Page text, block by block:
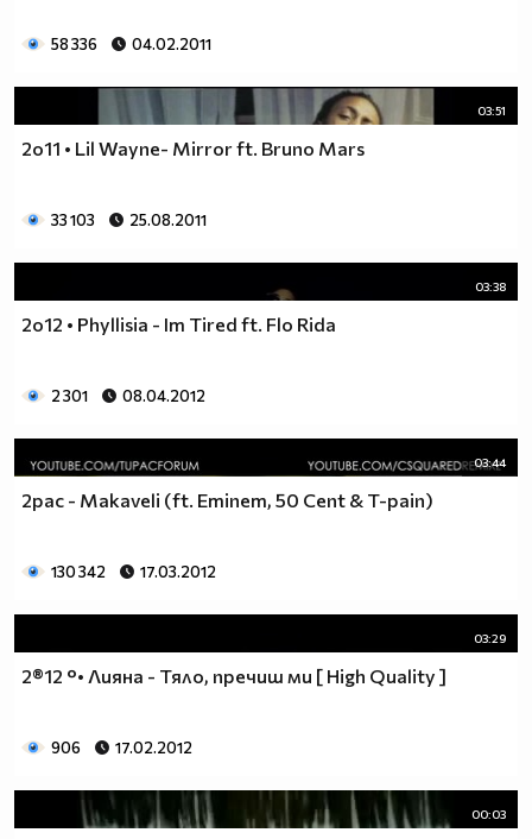
58 336 04.02.2011
03:51
2o11 • Lil Wayne- Mirror ft. Bruno Mars
33 103 25.08.2011
03:38
2o12 • Phyllisia - Im Tired ft. Flo Rida
2 301 08.04.2012
03:44
2pac - Makaveli (ft. Eminem, 50 Cent & T-pain)
130 342 17.03.2012
03:29
2®12 °• Лияна - Тяло, пречиш ми [ High Quality ]
906 17.02.2012
00:03